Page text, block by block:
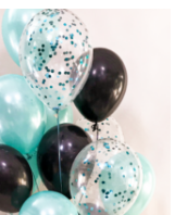
weist
mehrere
Varianten
auf.
Die
Optionen
können
auf
der